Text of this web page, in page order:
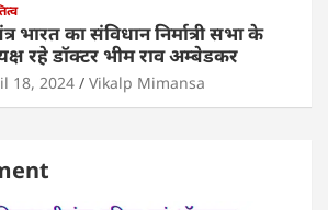
भारत का संविधान निर्मात्री सभा के
रहे डॉक्टर भीम राव अम्बेडकर
18, 2024 Vikalp Mimansa